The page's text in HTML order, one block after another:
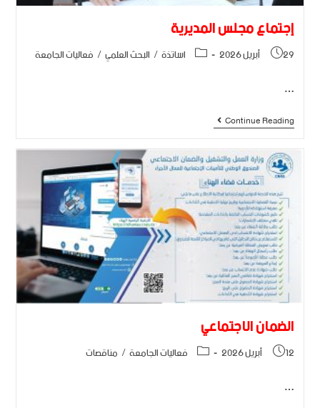
إجتماع مجلس المديرية
29 أبريل 2026 اساتذة/ البحث العلمي/ فعاليات الجامعة
…
Continue Reading
الضمان الاجتماعي
12 أبريل 2026 فعاليات الجامعة/ مناقصات
…